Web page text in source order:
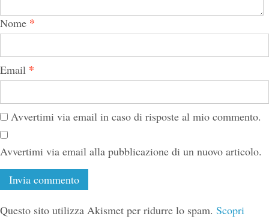
Nome *
Email *
Avvertimi via email in caso di risposte al mio commento.
Avvertimi via email alla pubblicazione di un nuovo articolo.
Questo sito utilizza Akismet per ridurre lo spam. Scopri